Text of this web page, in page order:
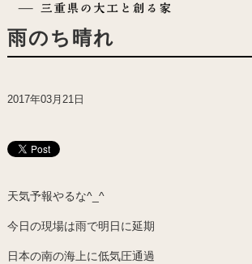
雨のち晴れ
2017年03月21日
天気予報やるな^_^
今日の現場は雨で明日に延期
日本の南の海上に低気圧通過